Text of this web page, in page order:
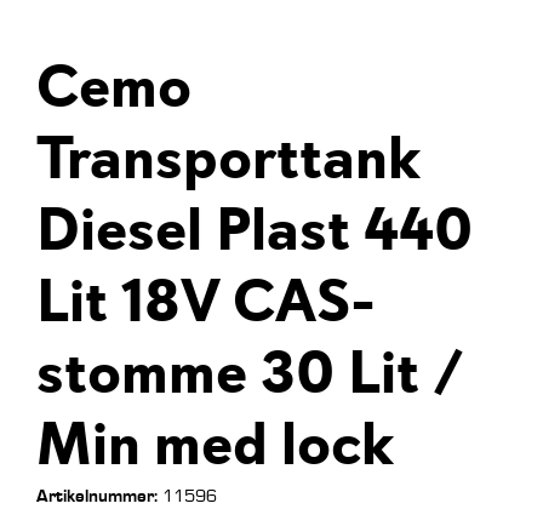
Cemo
Transporttank
Diesel Plast 440
Lit 18V CAS-
stomme 30 Lit /
Min med lock
Artikelnummer:11596